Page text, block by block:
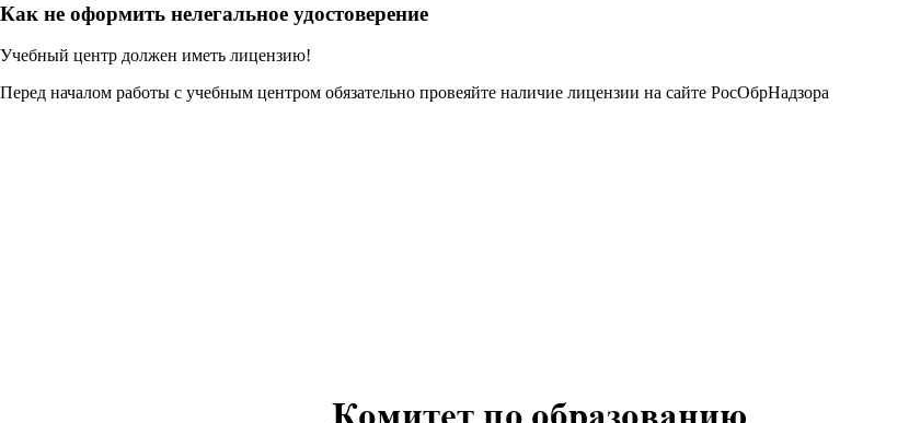
Как не оформить нелегальное удостоверение
Учебный центр должен иметь лицензию!
Перед началом работы с учебным центром обязательно провеяйте наличие лицензии на сайте РосОбрНадзора